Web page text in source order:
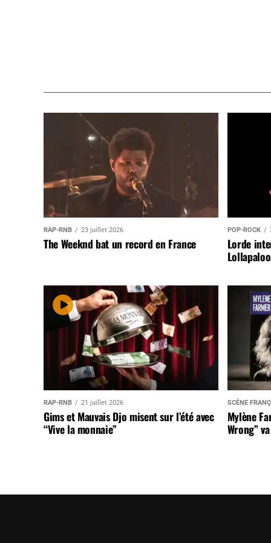
RAP-RNB 23 juillet 2026
The Weeknd bat un record en France
POP-ROCK
Lorde
RAP-RNB 21 juillet 2026
Gims et Mauvais Djo misent sur l’été avec
“Vive la monnaie”
SCÈNE
Mylène
Wrong”